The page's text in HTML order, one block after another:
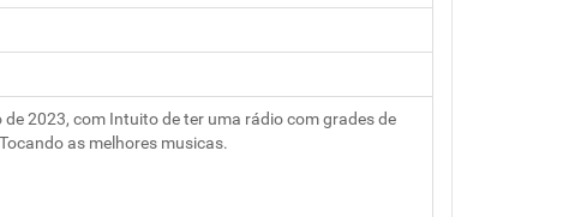
2023, com Intuito de ter uma rádio com grades de
as melhores musicas.